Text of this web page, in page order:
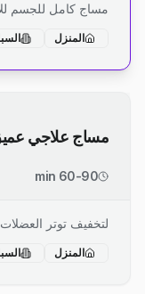
مساج كامل للجسم
المنزل
مساج علاجي
60-90 min
لتخفيف توتر
المنزل